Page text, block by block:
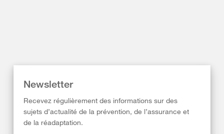
Newsletter
Recevez régulièrement des informations sur des
sujets d’actualité de la prévention, de l’assurance et
de la réadaptation.